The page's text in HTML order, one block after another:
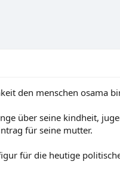
den menschen osama
über seine kindheit,
für seine mutter.
für die heutige